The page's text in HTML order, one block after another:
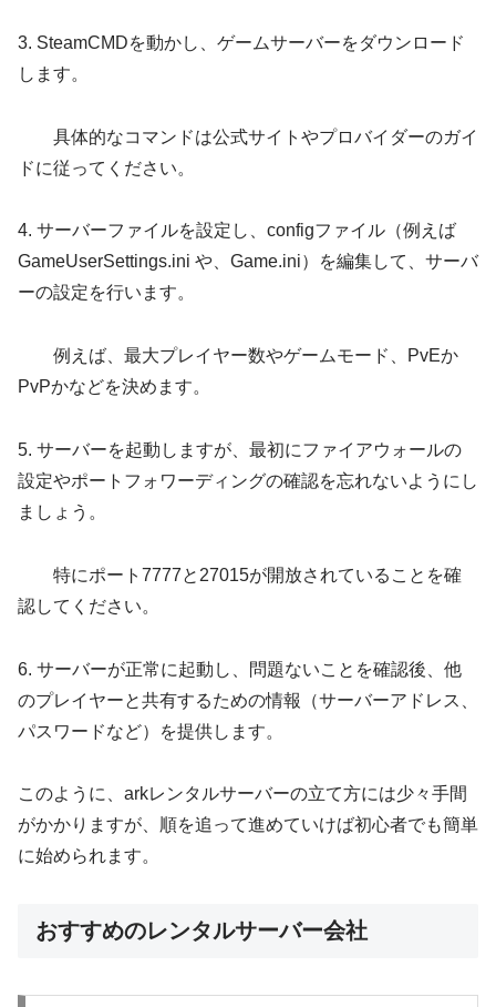
3. SteamCMDを動かし、ゲームサーバーをダウンロード
します。
具体的なコマンドは公式サイトやプロバイダーのガイ
ドに従ってください。
4. サーバーファイルを設定し、configファイル（例えば
GameUserSettings.ini や、Game.ini）を編集して、サーバ
ーの設定を行います。
例えば、最大プレイヤー数やゲームモード、PvEか
PvPかなどを決めます。
5. サーバーを起動しますが、最初にファイアウォールの
設定やポートフォワーディングの確認を忘れないようにし
ましょう。
特にポート7777と27015が開放されていることを確
認してください。
6. サーバーが正常に起動し、問題ないことを確認後、他
のプレイヤーと共有するための情報（サーバーアドレス、
パスワードなど）を提供します。
このように、arkレンタルサーバーの立て方には少々手間
がかかりますが、順を追って進めていけば初心者でも簡単
に始められます。
おすすめのレンタルサーバー会社